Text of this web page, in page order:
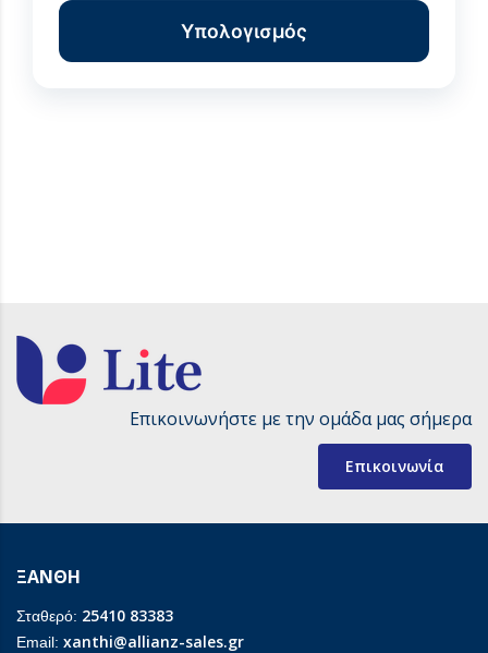
Υπολογισμός
Επικοινωνήστε με την ομάδα μας σήμερα
Επικοινωνία
ΞΑΝΘΗ
Σταθερό: 25410 83383
Email: xanthi@allianz-sales.gr